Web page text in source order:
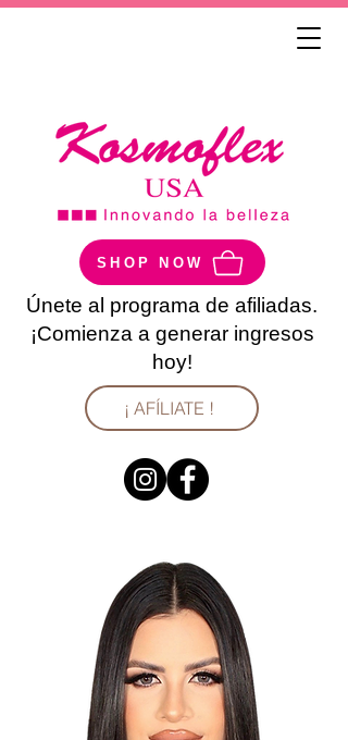
SHOP NOW
Únete al programa de afiliadas.
¡Comienza a generar ingresos
hoy!
¡ AFÍLIATE !